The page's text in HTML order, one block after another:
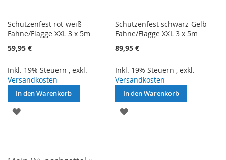
Schützenfest rot-weiß
Fahne/Flagge XXL 3 x 5m
59,95 €
Inkl. 19% Steuern , exkl.
Versandkosten
In den Warenkorb
ZUR
Schützenfest schwarz-Gelb
Fahne/Flagge XXL 3 x 5m
89,95 €
Inkl. 19% Steuern ,exkl.
Versandkosten
In den Warenkorb
ZUR